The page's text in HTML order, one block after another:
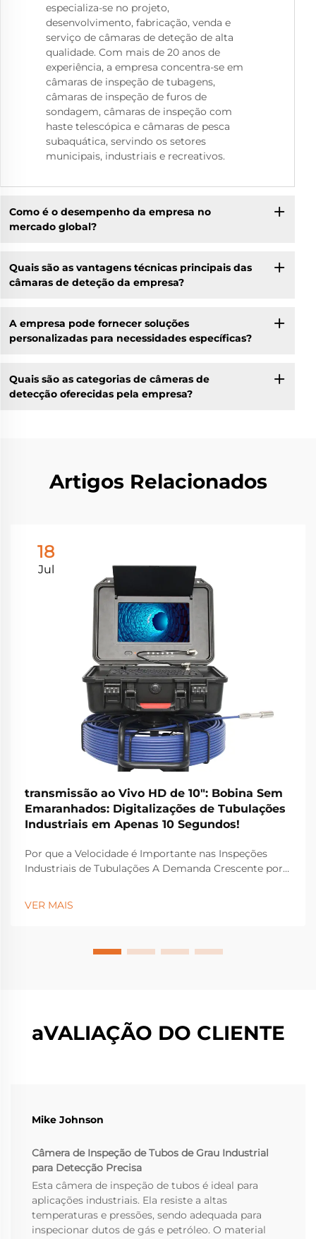
especializa-se no projeto,
desenvolvimento, fabricação, venda e
serviço de câmaras de deteção de alta
qualidade. Com mais de 20 anos de
experiência, a empresa concentra-se em
câmaras de inspeção de tubagens,
câmaras de inspeção de furos de
sondagem, câmaras de inspeção com
haste telescópica e câmaras de pesca
subaquática, servindo os setores
municipais, industriais e recreativos.
Como é o desempenho da empresa no
mercado global?
Quais são as vantagens técnicas principais das
câmaras de deteção da empresa?
A empresa pode fornecer soluções
personalizadas para necessidades específicas?
Quais são as categorias de câmeras de
detecção oferecidas pela empresa?
Artigos Relacionados
18
Jul
transmissão ao Vivo HD de 10": Bobina Sem
Emaranhados: Digitalizações de Tubulações
Industriais em Apenas 10 Segundos!
Por que a Velocidade é Importante nas Inspeções
Industriais de Tubulações A Demanda Crescente por
rapidamente devido ao aumento da rigidez nas
VER MAIS
aVALIAÇÃO DO CLIENTE
Mike Johnson
Câmera de Inspeção de Tubos de Grau Industrial
para Detecção Precisa
Esta câmera de inspeção de tubos é ideal para
aplicações industriais. Ela resiste a altas
temperaturas e pressões, sendo adequada para
inspecionar dutos de gás e petróleo. O material